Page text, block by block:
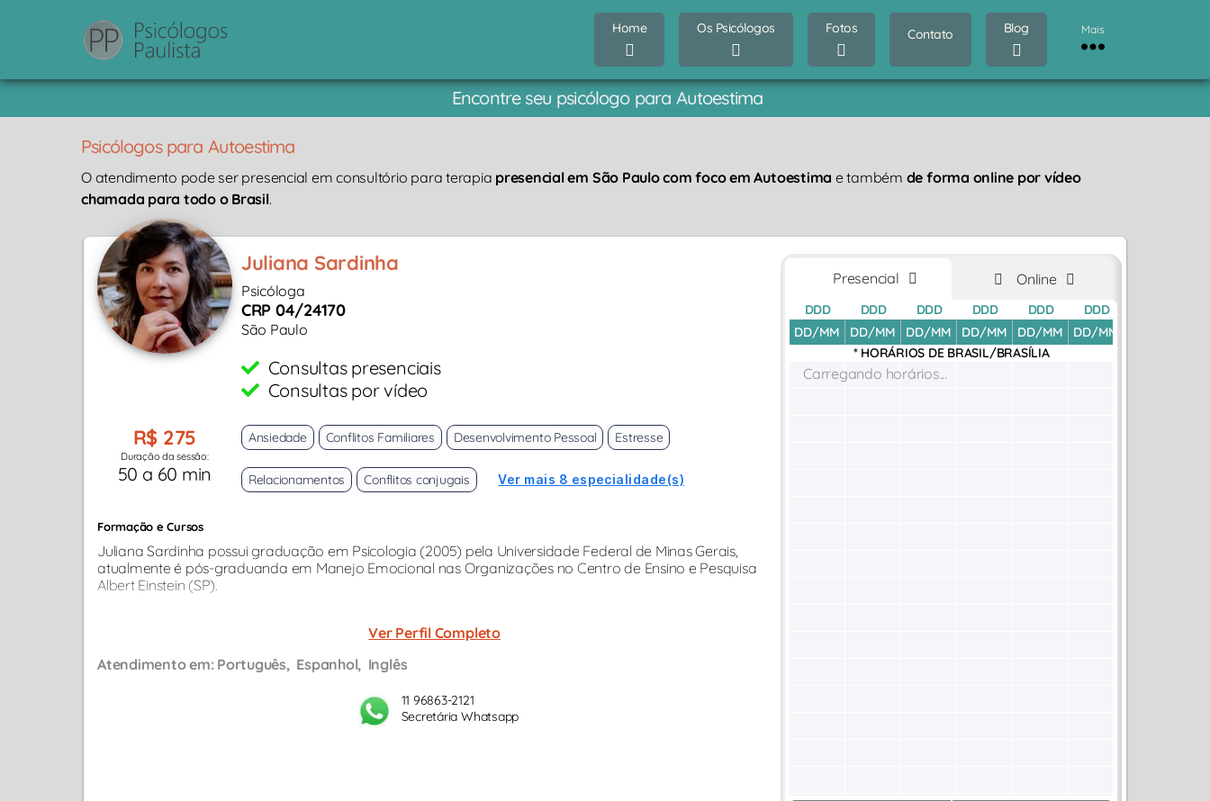
Home Os Psicólogos Fotos Contato Blog Mais
Encontre seu psicólogo para Autoestima
Psicólogos para Autoestima
O atendimento pode ser presencial em consultório para terapia presencial em São Paulo com foco em Autoestima e também de forma online por vídeo
chamada para todo o Brasil.
Juliana Sardinha
Psicóloga
CRP 04/24170
São Paulo
Consultas presenciais
Consultas por vídeo
R$ 275
Duração da sessão:
50 a 60 min
Ansiedade Conflitos Familiares Desenvolvimento Pessoal Estresse
Relacionamentos Conflitos conjugais Ver mais 8 especialidade(s)
Formação e Cursos
Juliana Sardinha possui graduação em Psicologia (2005) pela Universidade Federal de Minas Gerais,
atualmente é pós-graduanda em Manejo Emocional nas Organizações no Centro de Ensino e Pesquisa
Albert Einstein (SP).
Ver Perfil Completo
Atendimento em: Português Espanhol Inglês
11 96863-2121
Secretária Whatsapp
Presencial Online
DDD
DD/MM
DDD
DD/MM
DDD
DD/MM
DDD
DD/MM
DDD
DD/MM
DDD
DD/MM
* HORÁRIOS DE BRASIL/BRASÍLIA
Carregando horários...